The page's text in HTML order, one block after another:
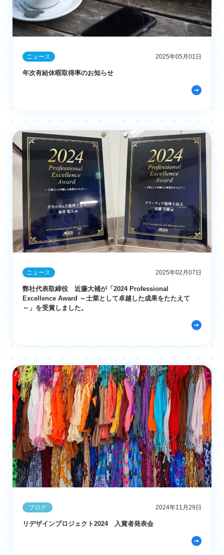
ニュース 2025年05月01日
年次有給休暇取得率のお知らせ
ニュース 2025年02月07日
弊社代表取締役 近藤大補が「2024 Professional
Excellence Award ～士業として卓越した成果をたたえて
～」を受賞しました。
ブログ 2024年11月29日
リデザインプロジェクト2024 入賞者発表会